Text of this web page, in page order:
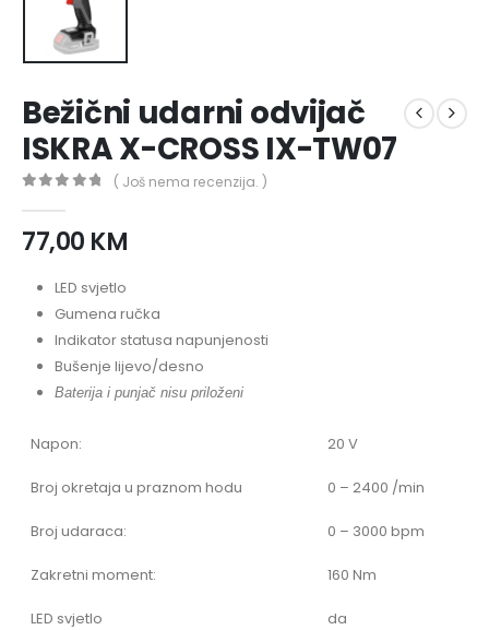
Bežični udarni odvijač
ISKRA X-CROSS IX-TW07
( Još nema recenzija. )
77,00 KM
LED svjetlo
Gumena ručka
Indikator statusa napunjenosti
Bušenje lijevo/desno
Baterija i punjač nisu priloženi
Napon: 20 V
Broj okretaja u praznom hodu 0 – 2400 /min
Broj udaraca: 0 – 3000 bpm
Zakretni moment: 160 Nm
LED svjetlo da